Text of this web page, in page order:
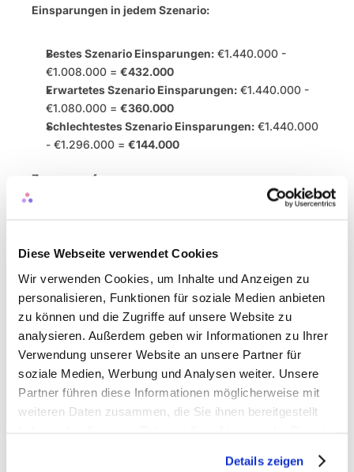
Diese Webseite verwendet Cookies
Wir verwenden Cookies, um Inhalte und Anzeigen zu
personalisieren, Funktionen für soziale Medien anbieten
zu können und die Zugriffe auf unsere Website zu
analysieren. Außerdem geben wir Informationen zu Ihrer
Verwendung unserer Website an unsere Partner für
soziale Medien, Werbung und Analysen weiter. Unsere
Partner führen diese Informationen möglicherweise mit
weiteren Daten zusammen, die Sie ihnen bereitgestellt
Details zeigen
Einsparungen in jedem Szenario:
Bestes Szenario Einsparungen: €1.440.000 -
€1.008.000 = €432.000
Erwartetes Szenario Einsparungen: €1.440.000 -
€1.080.000 = €360.000
Schlechtestes Szenario Einsparungen: €1.440.000
- €1.296.000 = €144.000
Zusammenfassung:
Berechnung des ROI—
Vergleich von Kosten und
Nutzen
Um das Budget für Ihre Bindungsmaßnahmen zu